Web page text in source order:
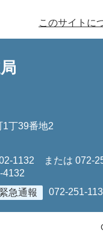
このサイトに
1丁39番地2
1132 または 072-
4132
急通報
072-251-